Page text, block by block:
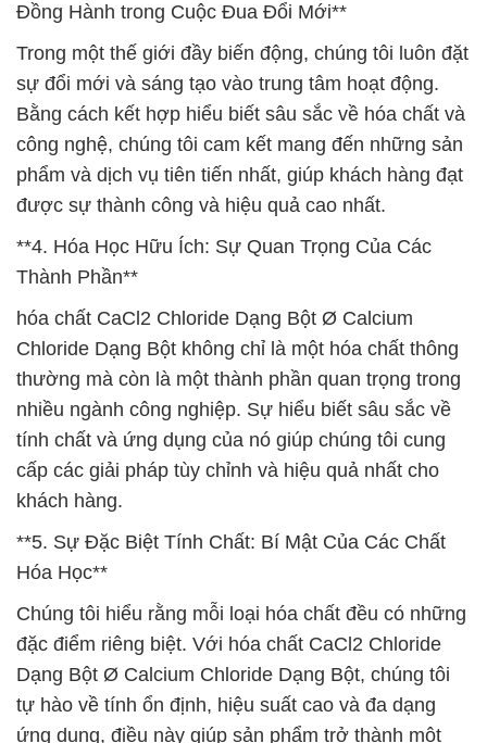
Đồng Hành trong Cuộc Đua Đổi Mới**
Trong một thế giới đầy biến động, chúng tôi luôn đặt
sự đổi mới và sáng tạo vào trung tâm hoạt động.
Bằng cách kết hợp hiểu biết sâu sắc về hóa chất và
công nghệ, chúng tôi cam kết mang đến những sản
phẩm và dịch vụ tiên tiến nhất, giúp khách hàng đạt
được sự thành công và hiệu quả cao nhất.
**4. Hóa Học Hữu Ích: Sự Quan Trọng Của Các
Thành Phần**
hóa chất CaCl2 Chloride Dạng Bột Ø Calcium
Chloride Dạng Bột không chỉ là một hóa chất thông
thường mà còn là một thành phần quan trọng trong
nhiều ngành công nghiệp. Sự hiểu biết sâu sắc về
tính chất và ứng dụng của nó giúp chúng tôi cung
cấp các giải pháp tùy chỉnh và hiệu quả nhất cho
khách hàng.
**5. Sự Đặc Biệt Tính Chất: Bí Mật Của Các Chất
Hóa Học**
Chúng tôi hiểu rằng mỗi loại hóa chất đều có những
đặc điểm riêng biệt. Với hóa chất CaCl2 Chloride
Dạng Bột Ø Calcium Chloride Dạng Bột, chúng tôi
tự hào về tính ổn định, hiệu suất cao và đa dạng
ứng dụng, điều này giúp sản phẩm trở thành một